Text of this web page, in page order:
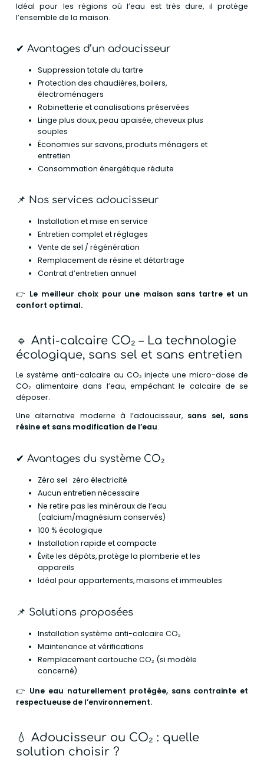
Idéal pour les régions où l’eau est très dure, il protège
l’ensemble de la maison.
✔ Avantages d’un adoucisseur
Suppression totale du tartre
Protection des chaudières, boilers,
électroménagers
Robinetterie et canalisations préservées
Linge plus doux, peau apaisée, cheveux plus
souples
Économies sur savons, produits ménagers et
entretien
Consommation énergétique réduite
📌 Nos services adoucisseur
Installation et mise en service
Entretien complet et réglages
Vente de sel / régénération
Remplacement de résine et détartrage
Contrat d’entretien annuel
👉 Le meilleur choix pour une maison sans tartre et un
confort optimal.
🔹 Anti-calcaire CO₂ – La technologie
écologique, sans sel et sans entretien
Le système anti-calcaire au CO₂ injecte une micro-dose de
CO₂ alimentaire dans l’eau, empêchant le calcaire de se
déposer.
Une alternative moderne à l’adoucisseur, sans sel, sans
résine et sans modification de l’eau.
✔ Avantages du système CO₂
Zéro sel · zéro électricité
Aucun entretien nécessaire
Ne retire pas les minéraux de l’eau
(calcium/magnésium conservés)
100 % écologique
Installation rapide et compacte
Évite les dépôts, protège la plomberie et les
appareils
Idéal pour appartements, maisons et immeubles
📌 Solutions proposées
Installation système anti-calcaire CO₂
Maintenance et vérifications
Remplacement cartouche CO₂ (si modèle
concerné)
👉 Une eau naturellement protégée, sans contrainte et
respectueuse de l’environnement.
💧 Adoucisseur ou CO₂ : quelle
solution choisir ?